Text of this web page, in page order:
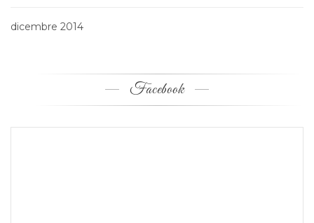
dicembre 2014
Facebook